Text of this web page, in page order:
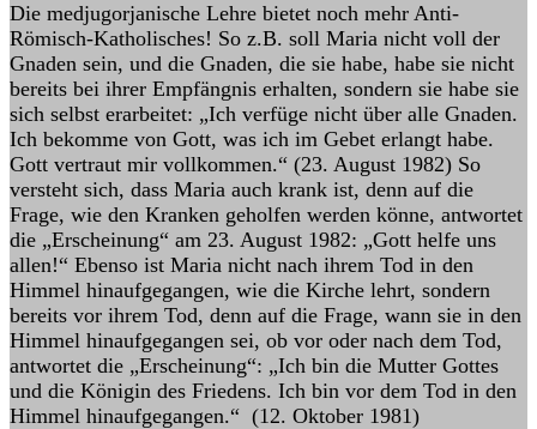
Die medjugorjanische Lehre bietet noch mehr Anti-
Römisch-Katholisches! So z.B. soll Maria nicht voll der
Gnaden sein, und die Gnaden, die sie habe, habe sie nicht
bereits bei ihrer Empfängnis erhalten, sondern sie habe sie
sich selbst erarbeitet: „Ich verfüge nicht über alle Gnaden.
Ich bekomme von Gott, was ich im Gebet erlangt habe.
Gott vertraut mir vollkommen.“ (23. August 1982) So
versteht sich, dass Maria auch krank ist, denn auf die
Frage, wie den Kranken geholfen werden könne, antwortet
die „Erscheinung“ am 23. August 1982: „Gott helfe uns
allen!“ Ebenso ist Maria nicht nach ihrem Tod in den
Himmel hinaufgegangen, wie die Kirche lehrt, sondern
bereits vor ihrem Tod, denn auf die Frage, wann sie in den
Himmel hinaufgegangen sei, ob vor oder nach dem Tod,
antwortet die „Erscheinung“: „Ich bin die Mutter Gottes
und die Königin des Friedens. Ich bin vor dem Tod in den
Himmel hinaufgegangen.“ (12. Oktober 1981)